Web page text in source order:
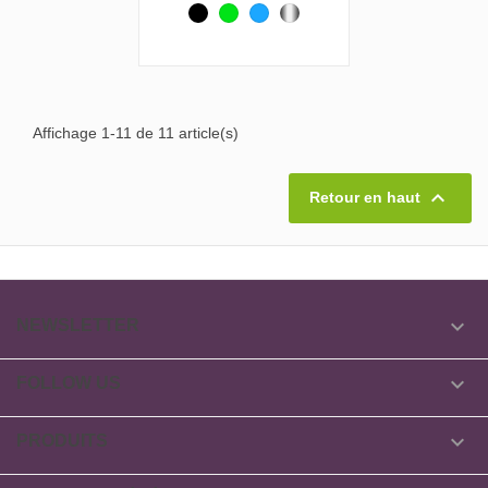
Noir Vert Bleu Metallique
Affichage 1-11 de 11 article(s)
Retour en haut 


